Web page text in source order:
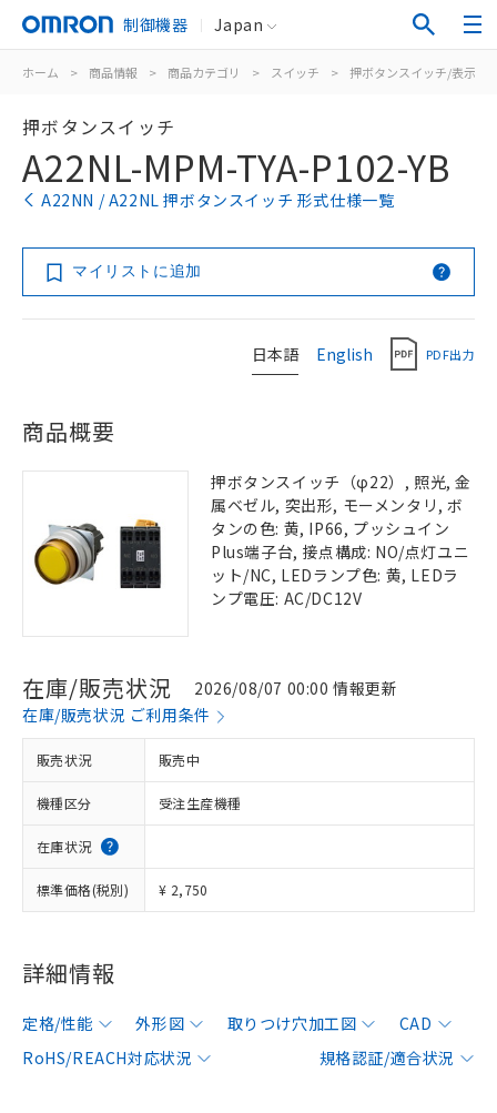
制御機器 Japan
ホーム > 商品情報 > 商品カテゴリ > スイッチ > 押ボタンスイッチ/表示灯
押ボタンスイッチ
A22NL-MPM-TYA-P102-YB
A22NN / A22NL 押ボタンスイッチ 形式仕様一覧
マイリストに追加
日本語 English PDF出力
商品概要
押ボタンスイッチ（φ22）, 照光, 金
属ベゼル, 突出形, モーメンタリ, ボ
タンの色: 黄, IP66, プッシュイン
Plus端子台, 接点構成: NO/点灯ユニ
ット/NC, LEDランプ色: 黄, LEDラ
ンプ電圧: AC/DC12V
在庫/販売状況
2026/08/07 00:00 情報更新
在庫/販売状況 ご利用条件
販売状況 販売中
機種区分 受注生産機種
在庫状況
標準価格(税別) ¥ 2,750
詳細情報
定格/性能 外形図 取りつけ穴加工図
CAD
RoHS/REACH対応状況
規格認証/適合状況